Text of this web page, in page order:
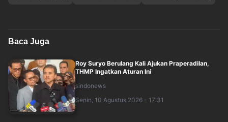
Baca Juga
Roy Suryo Berulang Kali Ajukan Praperadilan,
THMP Ingatkan Aturan Ini
sindonews
Senin, 10 Agustus 2026 - 17:31